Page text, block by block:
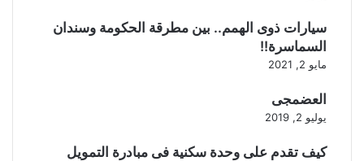
سيارات ذوى الهمم.. بين مطرقة الحكومة وسندان
السماسرة!!
مايو 2, 2021
العضمجى
يوليو 2, 2019
كيف تقدم على وحدة سكنية فى مبادرة التمويل